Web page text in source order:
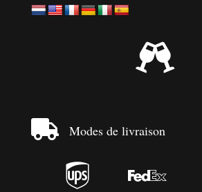

 Modes de livraison
 